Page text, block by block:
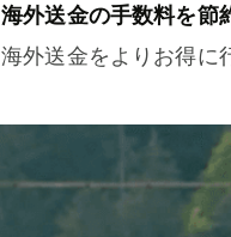
海外送金の手数料を節
海外送金をよりお得に